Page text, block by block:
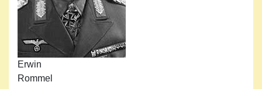
Erwin
Rommel